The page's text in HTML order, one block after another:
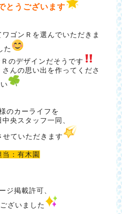
とうございます
ゴンＲを選んでいただきま
た
のデザインだそうです
んの思い出を作ってくださ
い
のカーライフを
央スタッフ一同、
ていただきます
当：有木園
ジ掲載許可、
ざいました